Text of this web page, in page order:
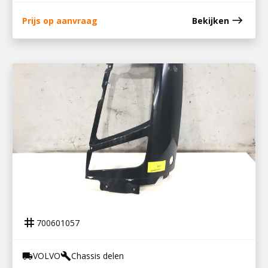
Prijs op aanvraag Bekijken east
KOPLAMPHOEK LINKS VOLVO FH3
tag 700601057
local_shippingVOLVObuildChassis delen